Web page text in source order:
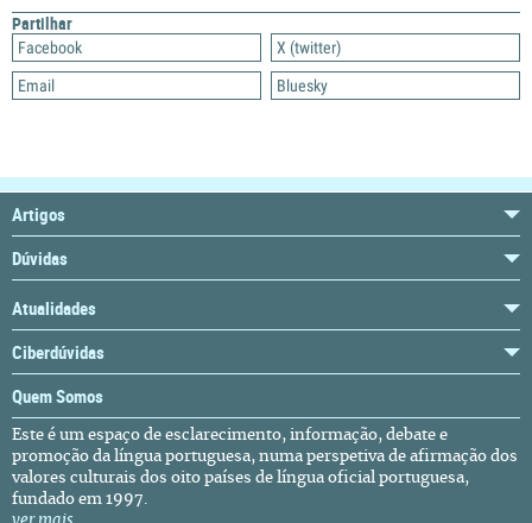
Partilhar
Facebook
X (twitter)
Email
Bluesky
Artigos
Dúvidas
Atualidades
Ciberdúvidas
Quem Somos
Este é um espaço de esclarecimento, informação, debate e
promoção da língua portuguesa, numa perspetiva de afirmação dos
valores culturais dos oito países de língua oficial portuguesa,
fundado em 1997.